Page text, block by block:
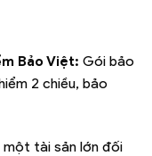
Bảo Việt: Gói bảo
2 chiều, bảo
một tài sản lớn đối